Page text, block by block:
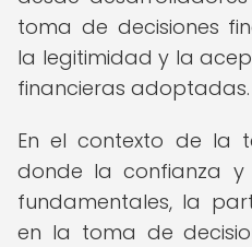
toma de decisiones
la legitimidad y la
financieras adoptadas.
En el contexto de la
donde la confianza
fundamentales, la
en la toma de